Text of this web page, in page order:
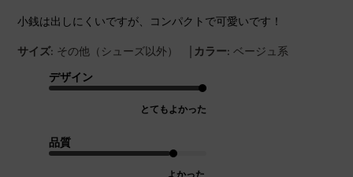
小銭は出しにくいですが、コンパクトで可愛いです！
サイズ: その他（シューズ以外） | カラー: ベージュ系
デザイン
とてもよかった
品質
よかった